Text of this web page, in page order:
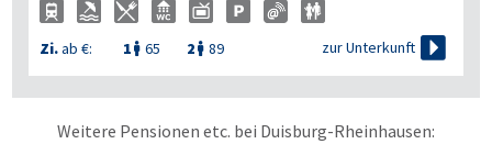
Zi.ab €: 1  65 2  89 zur Unterkunft 
Weitere Pensionen etc. bei Duisburg-Rheinhausen: